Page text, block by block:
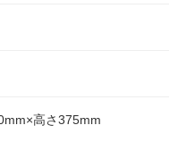
高さ375mm